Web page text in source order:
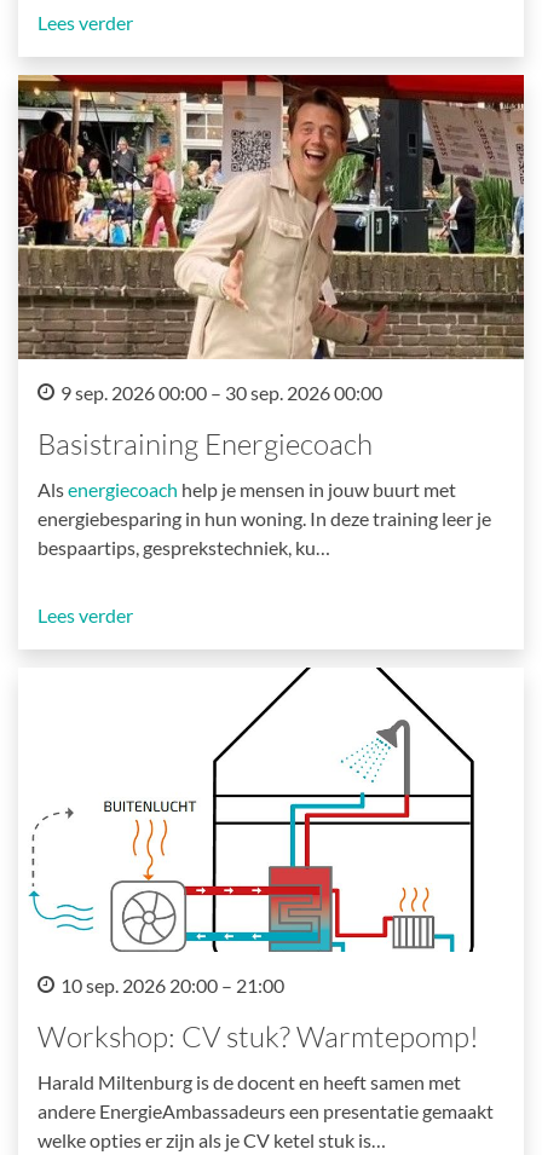
Lees verder
9 sep. 2026 00:00 – 30 sep. 2026 00:00
Basistraining Energiecoach
Alsenergiecoach help je mensen in jouw buurt met
energiebesparing in hun woning. In deze training leer je
bespaartips, gesprekstechniek, ku…
Lees verder
10 sep. 2026 20:00 – 21:00
Workshop: CV stuk? Warmtepomp!
Harald Miltenburg is de docent en heeft samen met
andere EnergieAmbassadeurs een presentatie gemaakt
welke opties er zijn als je CV ketel stuk is…